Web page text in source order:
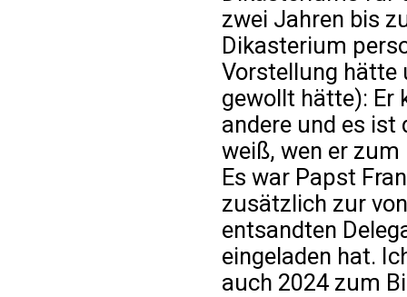
zwei Jahren bis
Dikasterium
Vorstellung hätte
gewollt hätte): Er
andere und es ist
weiß, wen er
Es war Papst
zusätzlich zur
entsandten
eingeladen hat.
auch 2024 zum